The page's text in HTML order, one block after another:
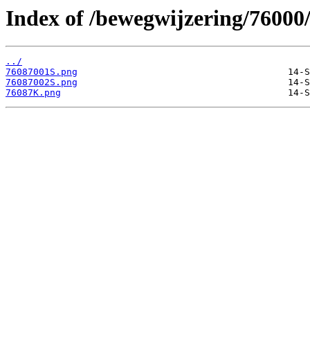
Index of /bewegwijzering/
../
76087001S.png
76087002S.png
76087K.png